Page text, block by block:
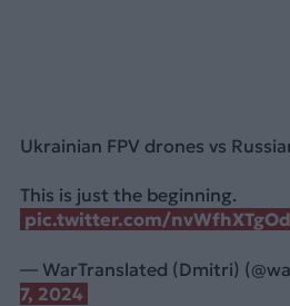
Ukrainian FPV drones vs
This is just the beginning.
pic.twitter.com/nvWfhXTgOd
— WarTranslated (Dmitri)
7, 2024